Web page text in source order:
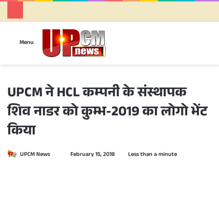
Menu
UPCM ने HCL कम्पनी के संस्थापक
शिव नाडर को कुम्भ-2019 का लोगो भेंट
किया
UPCM News February 15, 2018 Less than a minute